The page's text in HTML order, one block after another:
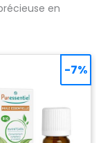
en
-7%